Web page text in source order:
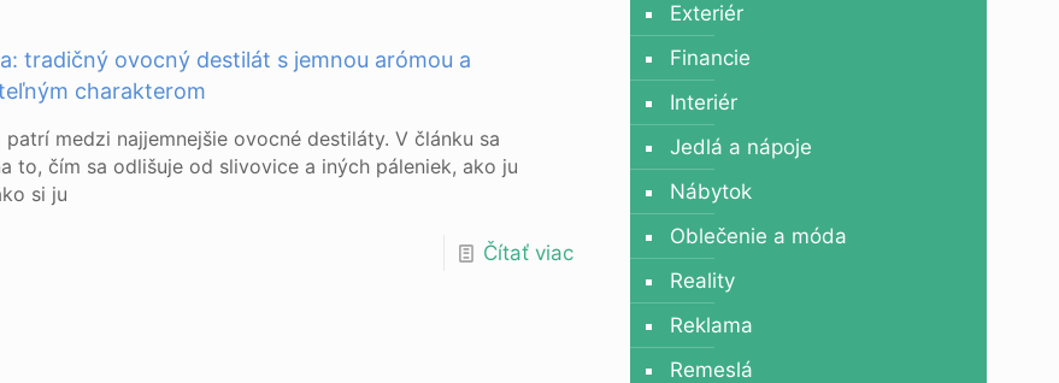
tradičný ovocný destilát s jemnou arómou a
charakterom
patrí medzi najjemnejšie ovocné destiláty. V článku sa
to, čím sa odlišuje od slivovice a iných páleniek, ako ju
si ju
Čítať viac
Exteriér
Financie
Interiér
Jedlá a nápoje
Nábytok
Oblečenie a móda
Reality
Reklama
Remeslá